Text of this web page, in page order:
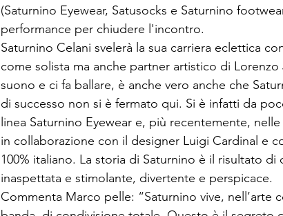
(Saturnino Eyewear, Satusocks e Saturnino
performance per chiudere l'incontro.
Saturnino Celani svelerà la sua carriera eclettica
come solista ma anche partner artistico di
suono e ci fa ballare, è anche vero anche che
di successo non si è fermato qui. Si è infatti da
linea Saturnino Eyewear e, più recentemente,
in collaborazione con il designer Luigi Cardinal e
100% italiano. La storia di Saturnino è il risultato
inaspettata e stimolante, divertente e perspicace.
Commenta Marco pelle: “Saturnino vive,